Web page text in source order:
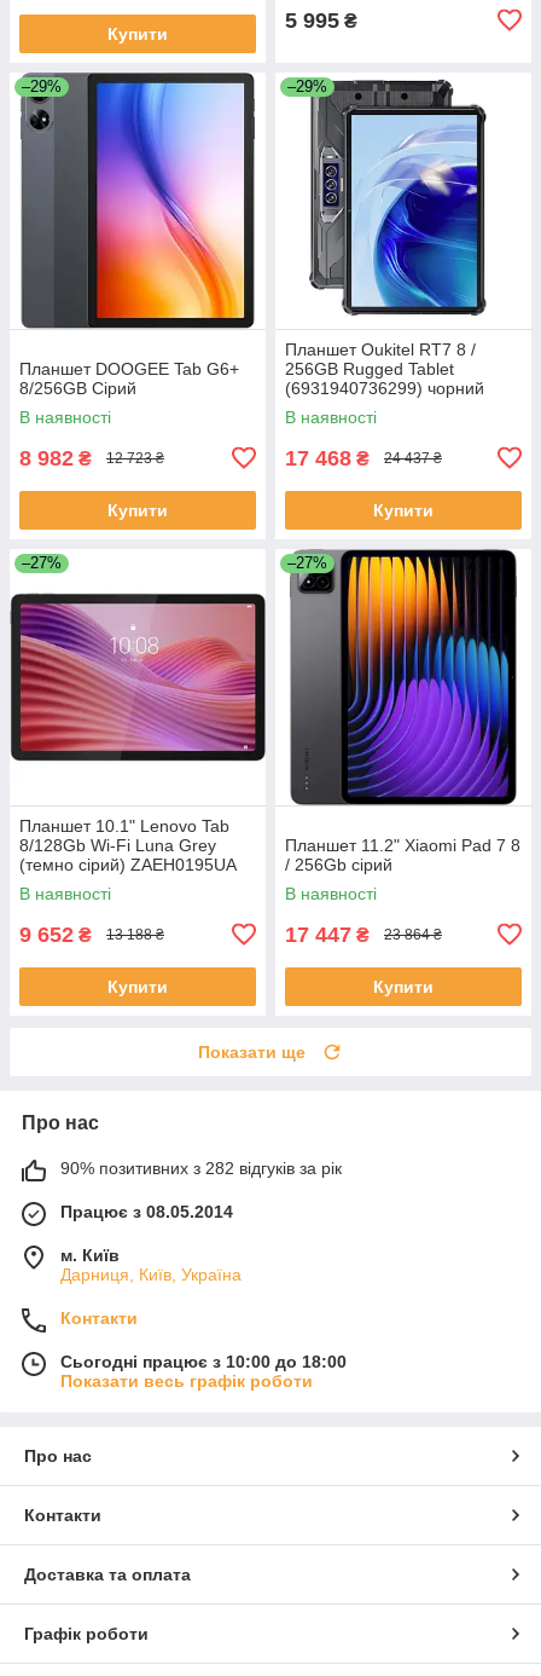
Купити
5 995 ₴
–29%
Планшет DOOGEE Tab G6+
8/256GB Сірий
В наявності
8 982 ₴ 12 723 ₴
Купити
–29%
Планшет Oukitel RT7 8 /
256GB Rugged Tablet
(6931940736299) чорний
В наявності
17 468 ₴ 24 437 ₴
Купити
–27%
Планшет 10.1" Lenovo Tab
8/128Gb Wi-Fi Luna Grey
(темно сірий) ZAEH0195UA
В наявності
9 652 ₴ 13 188 ₴
Купити
–27%
Планшет 11.2" Xiaomi Pad 7 8
/ 256Gb сірий
В наявності
17 447 ₴ 23 864 ₴
Купити
Показати ще
Про нас
90% позитивних з 282 відгуків за рік
Працює з 08.05.2014
м. Київ
Дарниця, Київ, Україна
Контакти
Сьогодні працює з 10:00 до 18:00
Показати весь графік роботи
Про нас
Контакти
Доставка та оплата
Графік роботи